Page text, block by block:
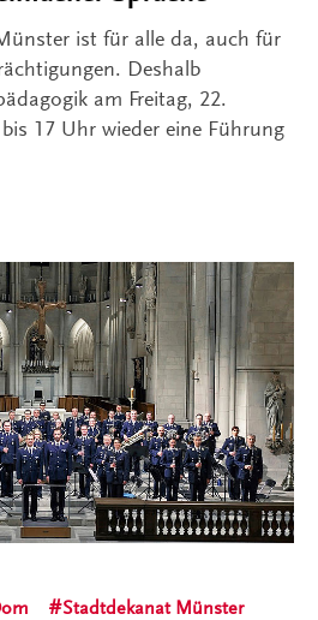
ist für alle da, auch für
Deshalb
am Freitag, 22.
17 Uhr wieder eine Führung
Stadtdekanat Münster